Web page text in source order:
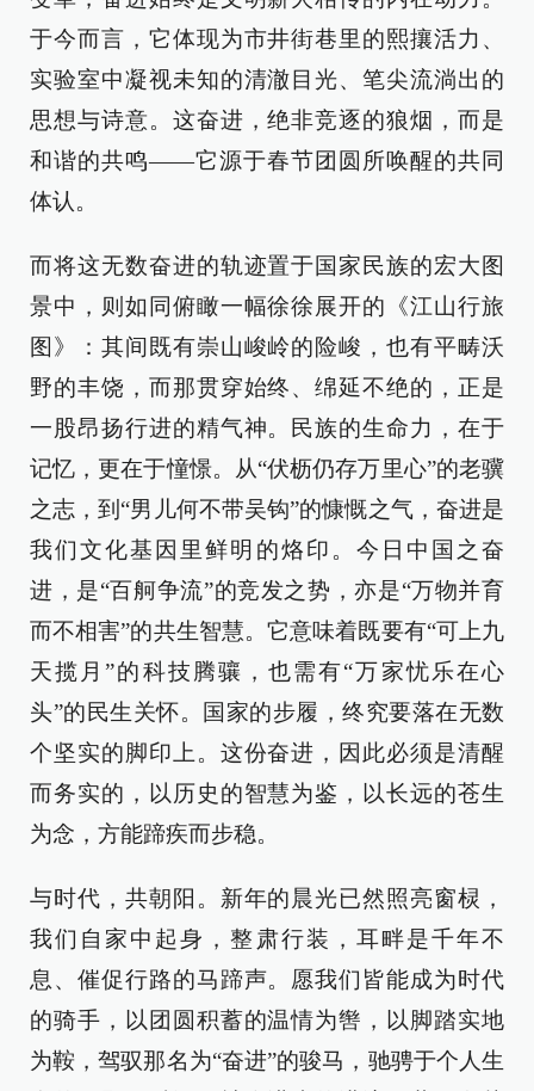
于今而言，它体现为市井街巷里的熙攘活力、
实验室中凝视未知的清澈目光、笔尖流淌出的
思想与诗意。这奋进，绝非竞逐的狼烟，而是
和谐的共鸣——它源于春节团圆所唤醒的共同
体认。
而将这无数奋进的轨迹置于国家民族的宏大图
景中，则如同俯瞰一幅徐徐展开的《江山行旅
图》：其间既有崇山峻岭的险峻，也有平畴沃
野的丰饶，而那贯穿始终、绵延不绝的，正是
一股昂扬行进的精气神。民族的生命力，在于
记忆，更在于憧憬。从“伏枥仍存万里心”的老骥
之志，到“男儿何不带吴钩”的慷慨之气，奋进是
我们文化基因里鲜明的烙印。今日中国之奋
进，是“百舸争流”的竞发之势，亦是“万物并育
而不相害”的共生智慧。它意味着既要有“可上九
天揽月”的科技腾骧，也需有“万家忧乐在心
头”的民生关怀。国家的步履，终究要落在无数
个坚实的脚印上。这份奋进，因此必须是清醒
而务实的，以历史的智慧为鉴，以长远的苍生
为念，方能蹄疾而步稳。
与时代，共朝阳。新年的晨光已然照亮窗棂，
我们自家中起身，整肃行装，耳畔是千年不
息、催促行路的马蹄声。愿我们皆能成为时代
的骑手，以团圆积蓄的温情为辔，以脚踏实地
为鞍，驾驭那名为“奋进”的骏马，驰骋于个人生